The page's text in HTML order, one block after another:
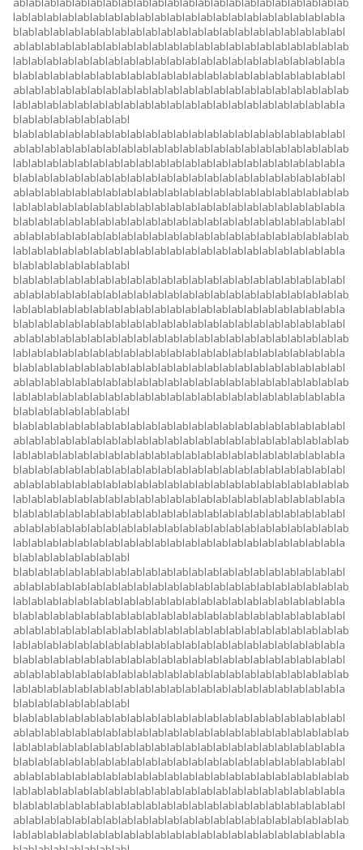
lablablablablablablablablablablablablablablablablablablablablabla
blablablablablablablablablablablablablablablablablablablablablabl
ablablablablablablablablablablablablablablablablablablablablablab
lablablablablablablablablablablablablablablablablablablablablabla
blablablablablablablablablablablablablablablablablablablablablabl
ablablablablablablablablablablablablablablablablablablablablablab
lablablablablablablablablablablablablablablablablablablablablabla
blablablablablablablabl
blablablablablablablablablablablablablablablablablablablablablabl
ablablablablablablablablablablablablablablablablablablablablablab
lablablablablablablablablablablablablablablablablablablablablabla
blablablablablablablablablablablablablablablablablablablablablabl
ablablablablablablablablablablablablablablablablablablablablablab
lablablablablablablablablablablablablablablablablablablablablabla
blablablablablablablablablablablablablablablablablablablablablabl
ablablablablablablablablablablablablablablablablablablablablablab
lablablablablablablablablablablablablablablablablablablablablabla
blablablablablablablabl
blablablablablablablablablablablablablablablablablablablablablabl
ablablablablablablablablablablablablablablablablablablablablablab
lablablablablablablablablablablablablablablablablablablablablabla
blablablablablablablablablablablablablablablablablablablablablabl
ablablablablablablablablablablablablablablablablablablablablablab
lablablablablablablablablablablablablablablablablablablablablabla
blablablablablablablablablablablablablablablablablablablablablabl
ablablablablablablablablablablablablablablablablablablablablablab
lablablablablablablablablablablablablablablablablablablablablabla
blablablablablablablabl
blablablablablablablablablablablablablablablablablablablablablabl
ablablablablablablablablablablablablablablablablablablablablablab
lablablablablablablablablablablablablablablablablablablablablabla
blablablablablablablablablablablablablablablablablablablablablabl
ablablablablablablablablablablablablablablablablablablablablablab
lablablablablablablablablablablablablablablablablablablablablabla
blablablablablablablablablablablablablablablablablablablablablabl
ablablablablablablablablablablablablablablablablablablablablablab
lablablablablablablablablablablablablablablablablablablablablabla
blablablablablablablabl
blablablablablablablablablablablablablablablablablablablablablabl
ablablablablablablablablablablablablablablablablablablablablablab
lablablablablablablablablablablablablablablablablablablablablabla
blablablablablablablablablablablablablablablablablablablablablabl
ablablablablablablablablablablablablablablablablablablablablablab
lablablablablablablablablablablablablablablablablablablablablabla
blablablablablablablablablablablablablablablablablablablablablabl
ablablablablablablablablablablablablablablablablablablablablablab
lablablablablablablablablablablablablablablablablablablablablabla
blablablablablablablabl
blablablablablablablablablablablablablablablablablablablablablabl
ablablablablablablablablablablablablablablablablablablablablablab
lablablablablablablablablablablablablablablablablablablablablabla
blablablablablablablablablablablablablablablablablablablablablabl
ablablablablablablablablablablablablablablablablablablablablablab
lablablablablablablablablablablablablablablablablablablablablabla
blablablablablablablablablablablablablablablablablablablablablabl
ablablablablablablablablablablablablablablablablablablablablablab
lablablablablablablablablablablablablablablablablablablablablabla